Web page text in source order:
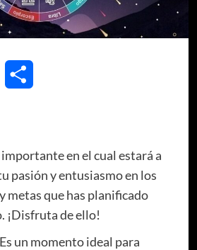
WhatsApp
en el cual estará a
pasión y entusiasmo en los
metas que has planificado
¡Disfruta de ello!
Es un momento ideal para